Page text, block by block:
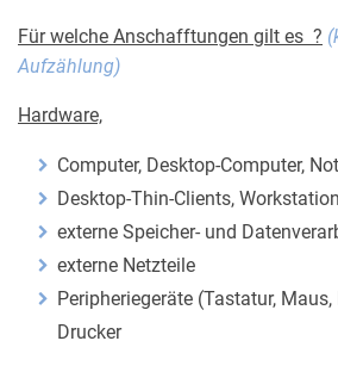
Für welche Anschafftungen gilt es ?
Aufzählung)
Hardware,
Computer, Desktop-Computer,
Desktop-Thin-Clients,
externe Speicher- und
externe Netzteile
Peripheriegeräte (Tastatur,
Drucker